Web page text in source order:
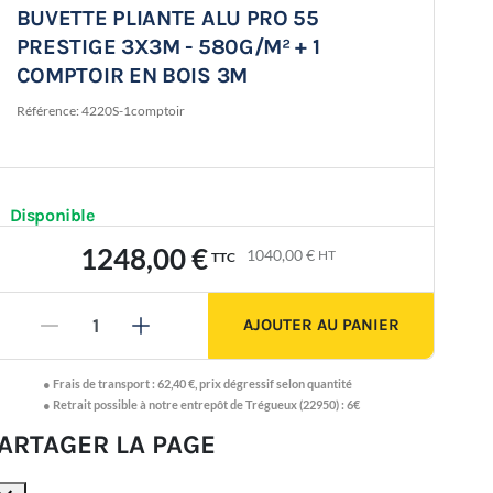
BUVETTE PLIANTE ALU PRO 55
PRESTIGE 3X3M - 580G/M² + 1
COMPTOIR EN BOIS 3M
Référence: 4220S-1comptoir
Disponible
1248,00 € TTC 1040,00 € HT
- + AJOUTER AU PANIER
●Frais de transport :62,40 € ,prix dégressif selon quantité
● Retrait possible à notre entrepôt de Trégueux (22950) : 6€
LA PAGE